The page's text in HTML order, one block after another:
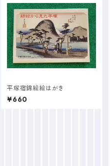
平塚宿錦絵絵はがき
¥660